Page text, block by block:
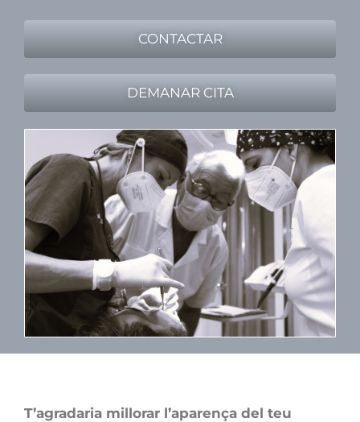
CONTACTAR
DEMANAR CITA
T’agradaria millorar l’aparença del teu